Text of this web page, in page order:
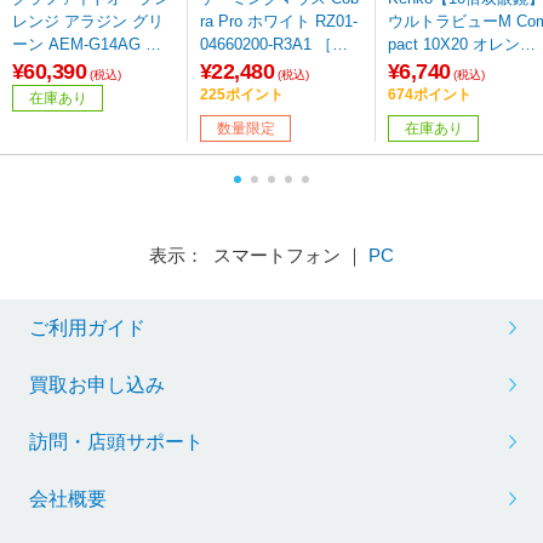
レンジ アラジン グリ
ーン AEM-G14AG ［2
2L］
¥60,390 (税込)
在庫あり
ra Pro ホワイト RZ01-
04660200-R3A1 ［光
学式 /有線／無線(ワイ
ヤレス) /8ボタン /Blue
tooth・USB］ 【sof00
1】
¥22,480 (税込)
225ポイント
数量限定
ウルトラビューM
pact 10X20 オレンジ
【864】
¥6,740 (税込)
674ポイント
在庫あり
表示： スマートフォン ｜ PC
ご利用ガイド
買取お申し込み
訪問・店頭サポート
会社概要